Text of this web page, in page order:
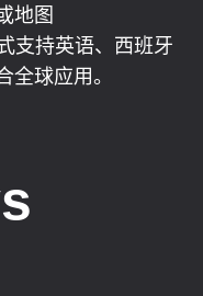
地图
支持英语、西班牙
球应用。